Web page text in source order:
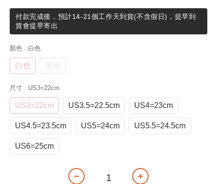
付款完成後，預計14-21個工作天到貨(不含假日)，提早到
貨會提早寄出
顏色 : 白色
白色 黑色
尺寸 : US3=22cm
US3=22cm US3.5=22.5cm US4=23cm
US4.5=23.5cm US5=24cm US5.5=24.5cm
US6=25cm